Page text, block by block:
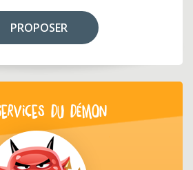
PROPOSER
DU DÉMON